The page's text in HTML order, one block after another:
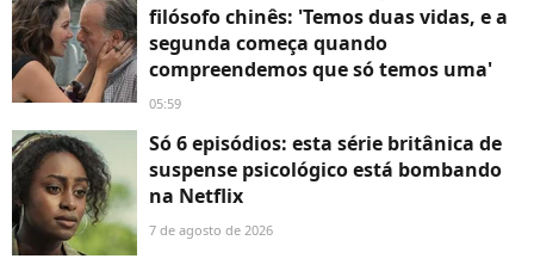
filósofo chinês: 'Temos duas vidas, e a
segunda começa quando
compreendemos que só temos uma'
05:59
Só 6 episódios: esta série britânica de
suspense psicológico está bombando
na Netflix
7 de agosto de 2026